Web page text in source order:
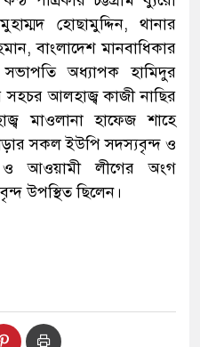
হোছামুদ্দিন, থানার
বাংলাদেশ মানবাধিকার
অধ্যাপক হামিদুর
সহচর আলহাজ্ব কাজী নাছির
মাওলানা হাফেজ শাহে
সকল ইউপি সদস্যবৃন্দ ও
ও আওয়ামী লীগের অংগ
উপস্থিত ছিলেন।